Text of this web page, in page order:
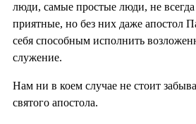
люди, самые простые люди, не всегда
приятные, но без них даже апостол
себя способным исполнить
служение.
Нам ни в коем случае не стоит
святого апостола.